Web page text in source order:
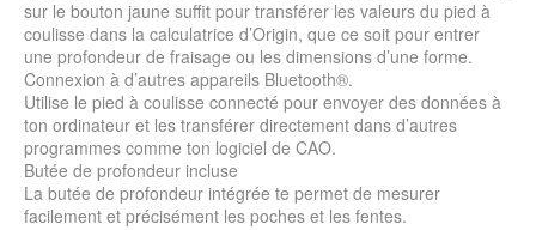
sur le bouton jaune suffit pour transférer les valeurs du pied à
coulisse dans la calculatrice d’Origin, que ce soit pour entrer
une profondeur de fraisage ou les dimensions d’une forme.
Connexion à d’autres appareils Bluetooth®.
Utilise le pied à coulisse connecté pour envoyer des données à
ton ordinateur et les transférer directement dans d’autres
programmes comme ton logiciel de CAO.
Butée de profondeur incluse
La butée de profondeur intégrée te permet de mesurer
facilement et précisément les poches et les fentes.